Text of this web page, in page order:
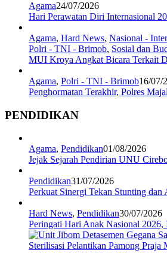
Agama24/07/2026
Hari Perawatan Diri Internasional
Agama, Hard News, Nasional -
Polri - TNI - Brimob, Sosial dan
MUI Kroya Angkat Bicara Terkait
Agama, Polri - TNI - Brimob16/07/
Penghormatan Terakhir, Polres
PENDIDIKAN
Agama, Pendidikan01/08/2026
Jejak Sejarah Pendirian UNU
Pendidikan31/07/2026
Perkuat Sinergi Tekan Stunting
Hard News, Pendidikan30/07/2026
Peringati Hari Anak Nasional